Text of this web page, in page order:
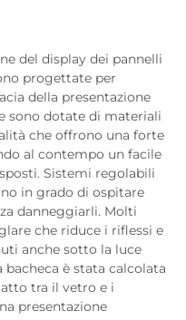
del display dei pannelli
progettate per
della presentazione
sono dotate di materiali
che offrono una forte
al contempo un facile
Sistemi regolabili
in grado di ospitare
danneggiarli. Molti
che riduce i riflessi e
anche sotto la luce
è stata calcolata
tra il vetro e i
presentazione